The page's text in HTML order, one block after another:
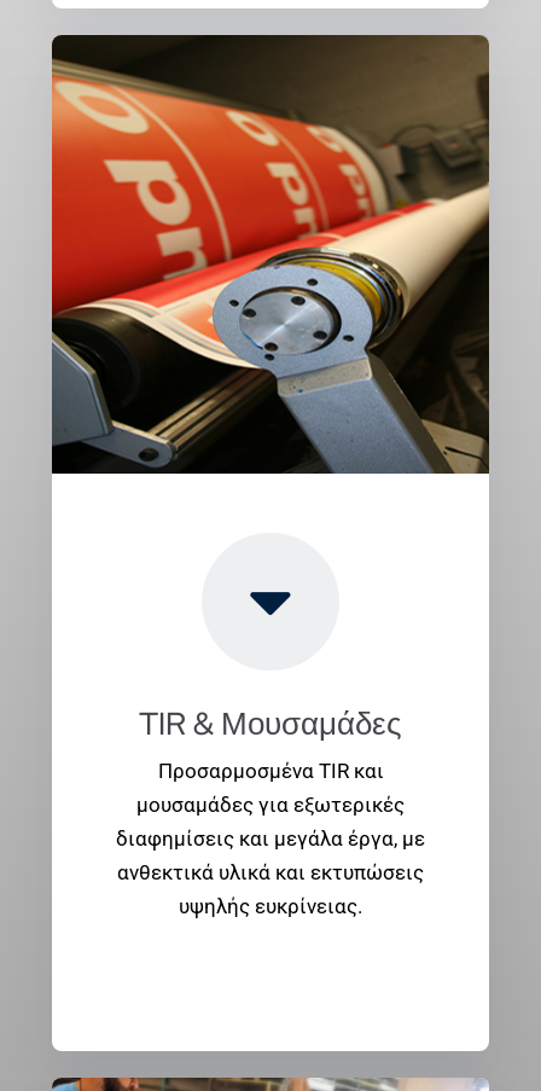
TIR & Μουσαμάδες
Προσαρμοσμένα TIR και
μουσαμάδες για εξωτερικές
διαφημίσεις και μεγάλα έργα, με
ανθεκτικά υλικά και εκτυπώσεις
υψηλής ευκρίνειας.